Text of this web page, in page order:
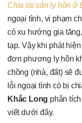
Chia tài sản ly hôn ở
ngoại tình, vi phạm
có xu hướng gia
tạp. Vậy khi phát
đơn phương ly hôn
chồng (nhà, đất) sẽ
lỗi ngoại tình có bị
Khắc Long phân
viết dưới đây.